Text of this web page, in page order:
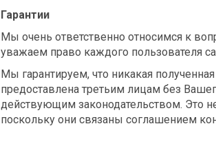
Гарантии
Мы очень ответственно относимся к
уважаем право каждого пользователя
Мы гарантируем, что никакая
предоставлена третьим лицам без
действующим законодательством. Это
поскольку они связаны соглашением